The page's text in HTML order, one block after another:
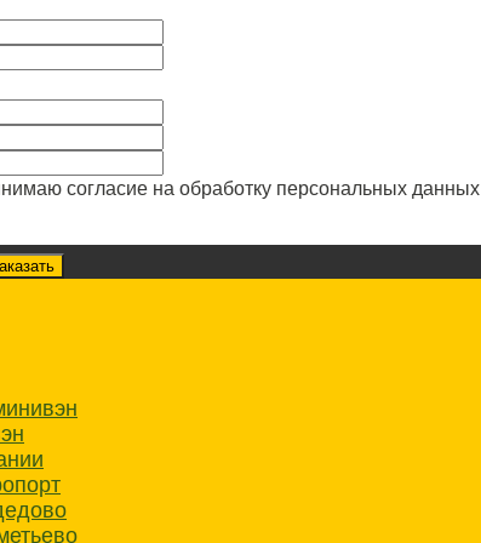
согласие на обработку персональных данных